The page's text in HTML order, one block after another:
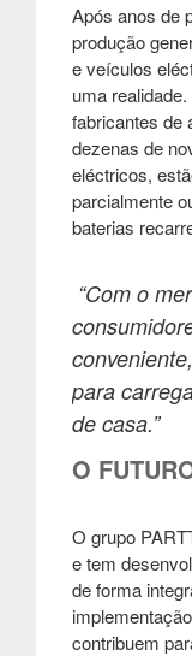
Após anos de
produção
e veículos
uma
fabricantes de
dezenas de
eléctricos,
parcialmente
baterias
“Com o
para
de casa.”
O
O grupo
e tem
de forma
contribuem